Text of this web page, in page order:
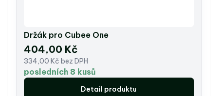
Držák pro Cubee One
404,00 Kč
334,00 Kč bez DPH
posledních 8 kusů
Detail produktu